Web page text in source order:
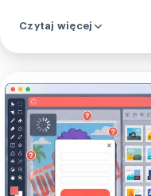
przekonwertował na
Czytaj więcej
Prześlij
swój
obraz